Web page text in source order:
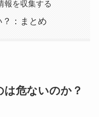
報を収集する
：まとめ
危ないのか？